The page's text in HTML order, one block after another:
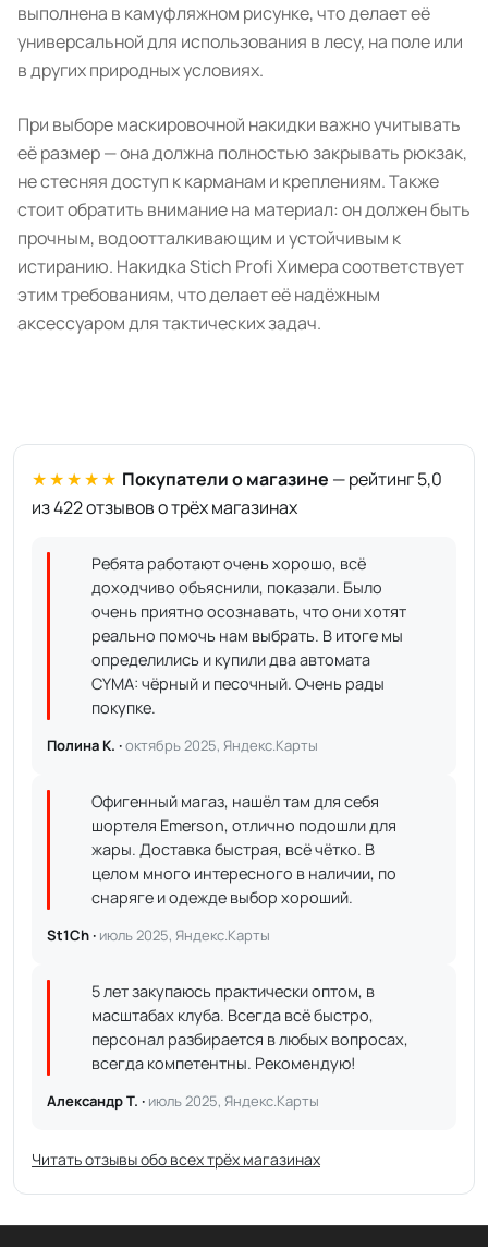
выполнена в камуфляжном рисунке, что делает её
универсальной для использования в лесу, на поле или
в других природных условиях.
При выборе маскировочной накидки важно учитывать
её размер — она должна полностью закрывать рюкзак,
не стесняя доступ к карманам и креплениям. Также
стоит обратить внимание на материал: он должен быть
прочным, водоотталкивающим и устойчивым к
истиранию. Накидка Stich Profi Химера соответствует
этим требованиям, что делает её надёжным
аксессуаром для тактических задач.
★★★★★ Покупатели о магазине — рейтинг 5,0
из 422 отзывов о трёх магазинах
Ребята работают очень хорошо, всё
доходчиво объяснили, показали. Было
очень приятно осознавать, что они хотят
реально помочь нам выбрать. В итоге мы
определились и купили два автомата
CYMA: чёрный и песочный. Очень рады
покупке.
Полина К. ·октябрь 2025, Яндекс.Карты
Офигенный магаз, нашёл там для себя
шортеля Emerson, отлично подошли для
жары. Доставка быстрая, всё чётко. В
целом много интересного в наличии, по
снаряге и одежде выбор хороший.
St1Ch · июль 2025, Яндекс.Карты
5 лет закупаюсь практически оптом, в
масштабах клуба. Всегда всё быстро,
персонал разбирается в любых вопросах,
всегда компетентны. Рекомендую!
Александр Т. · июль 2025, Яндекс.Карты
Читать отзывы обо всех трёх магазинах